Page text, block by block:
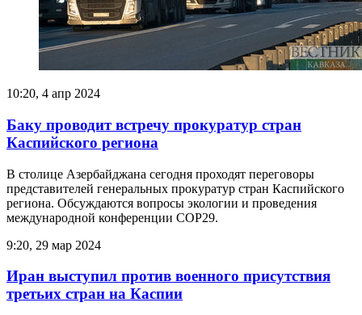
10:20, 4 апр 2024
Баку проводит встречу прокуратур стран
Каспийского региона
В столице Азербайджана сегодня проходят переговоры
представителей генеральных прокуратур стран Каспийского
региона. Обсуждаются вопросы экологии и проведения
международной конференции СОР29.
9:20, 29 мар 2024
Иран выступил против военного присутствия
третьих стран на Каспии